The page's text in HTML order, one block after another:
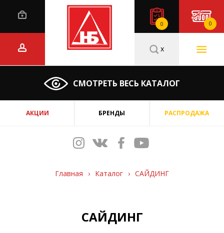
0 0
СМОТРЕТЬ ВЕСЬ КАТАЛОГ
x
АКЦИИ БРЕНДЫ РАСПРОДАЖА
Главная › Каталог › САЙДИНГ
САЙДИНГ